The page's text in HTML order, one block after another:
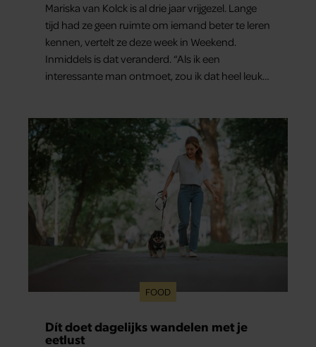
Mariska van Kolck is al drie jaar vrijgezel. Lange
tijd had ze geen ruimte om iemand beter te leren
kennen, vertelt ze deze week in Weekend.
Inmiddels is dat veranderd. “Als ik een
interessante man ontmoet, zou ik dat heel leuk
FOOD
Dít doet dagelijks wandelen met je
eetlust